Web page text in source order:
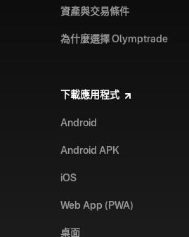
資產與交易條件
為什麼選擇 Olymptrade
下載應用程式
Android
Android APK
iOS
Web App (PWA)
桌面